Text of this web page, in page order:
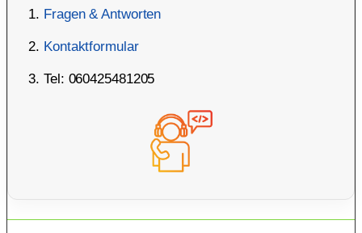
Fragen & Antworten
Kontaktformular
Tel: 060425481205